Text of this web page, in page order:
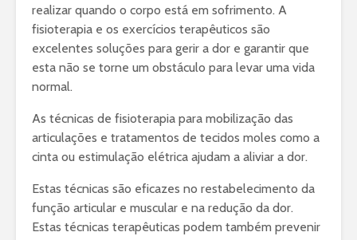
realizar quando o corpo está em sofrimento. A
fisioterapia e os exercícios terapêuticos são
excelentes soluções para gerir a dor e garantir que
esta não se torne um obstáculo para levar uma vida
normal.
As técnicas de fisioterapia para mobilização das
articulações e tratamentos de tecidos moles como a
cinta ou estimulação elétrica ajudam a aliviar a dor.
Estas técnicas são eficazes no restabelecimento da
função articular e muscular e na redução da dor.
Estas técnicas terapêuticas podem também prevenir